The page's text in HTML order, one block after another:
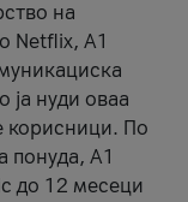
на
Netflix, А1
ја нуди оваа
корисници. По
понуда, А1
дo 12 месеци